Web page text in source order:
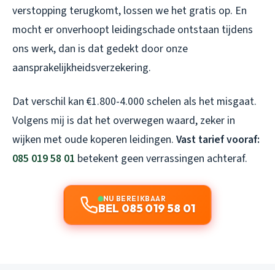
verstopping terugkomt, lossen we het gratis op. En
mocht er onverhoopt leidingschade ontstaan tijdens
ons werk, dan is dat gedekt door onze
aansprakelijkheidsverzekering.
Dat verschil kan €1.800-4.000 schelen als het misgaat.
Volgens mij is dat het overwegen waard, zeker in
wijken met oude koperen leidingen. Vast tarief vooraf:
085 019 58 01 betekent geen verrassingen achteraf.
NU BEREIKBAAR
BEL 085 019 58 01